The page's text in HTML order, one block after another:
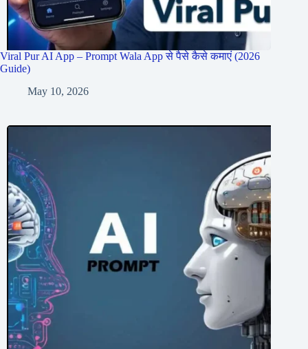
Viral Pur AI App – Prompt Wala App से पैसे कैसे कमाएं (2026
Guide)
May 10, 2026